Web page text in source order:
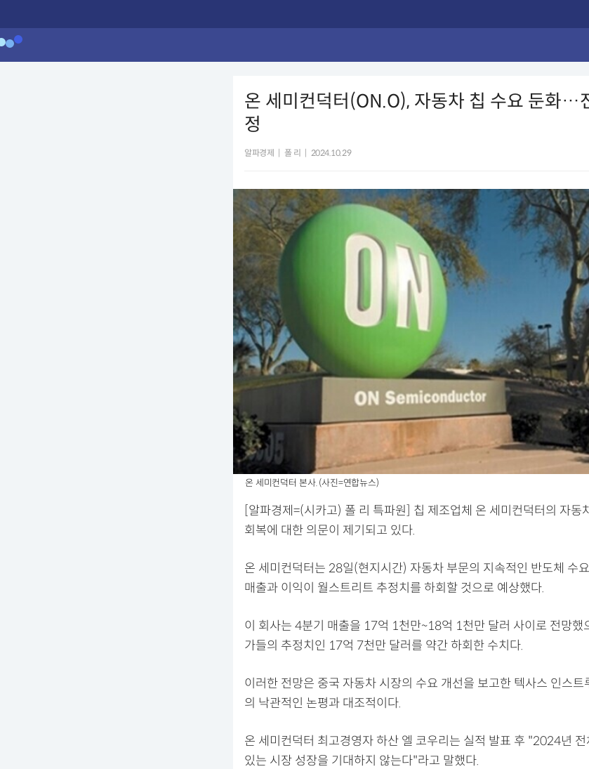
온 세미컨덕터(ON.O), 자동차 칩 수요 둔화…
정
알파경제 폴 리 2024.10.29
온 세미컨덕터 본사. (사진=연합뉴스)
[알파경제=(시카고) 폴 리 특파원] 칩 제조업체 온 세미컨덕터의 자동
회복에 대한 의문이 제기되고 있다.
온 세미컨덕터는 28일(현지시간) 자동차 부문의 지속적인 반도체 수
매출과 이익이 월스트리트 추정치를 하회할 것으로 예상했다.
이 회사는 4분기 매출을 17억 1천만~18억 1천만 달러 사이로 전망했
가들의 추정치인 17억 7천만 달러를 약간 하회한 수치다.
이러한 전망은 중국 자동차 시장의 수요 개선을 보고한 텍사스 인스트
의 낙관적인 논평과 대조적이다.
온 세미컨덕터 최고경영자 하산 엘 코우리는 실적 발표 후 "2024년 전
있는 시장 성장을 기대하지 않는다"라고 말했다.